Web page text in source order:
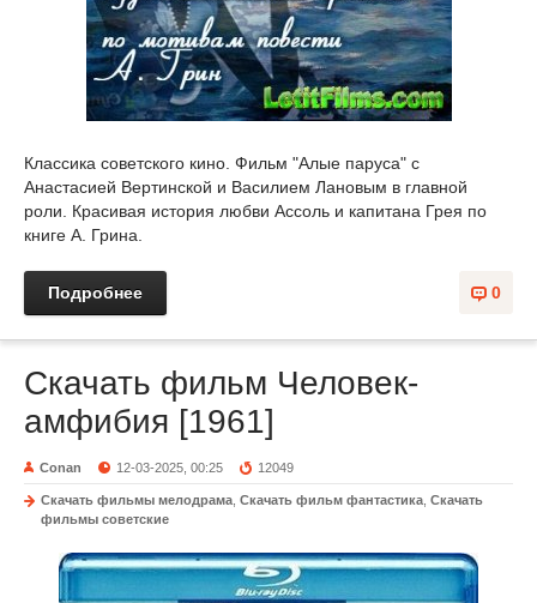
Классика советского кино. Фильм "Алые паруса" с
Анастасией Вертинской и Василием Лановым в главной
роли. Красивая история любви Ассоль и капитана Грея по
книге А. Грина.
0
Подробнее
Скачать фильм Человек-
амфибия [1961]
Conan 12-03-2025, 00:25 12049
Скачать фильмы мелодрама Скачать фильм фантастика Скачать
фильмы советские